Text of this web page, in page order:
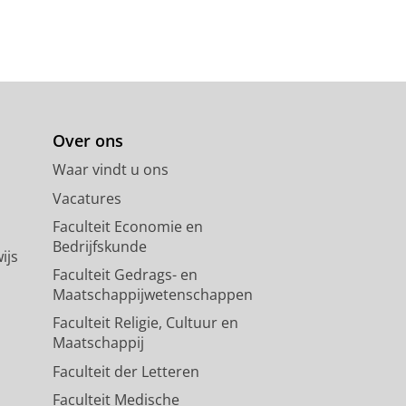
Over ons
Waar vindt u ons
Vacatures
Faculteit Economie en
Bedrijfskunde
Faculteit Gedrags- en
Maatschappijwetenschappen
Faculteit Religie, Cultuur en
Maatschappij
Faculteit der Letteren
Faculteit Medische